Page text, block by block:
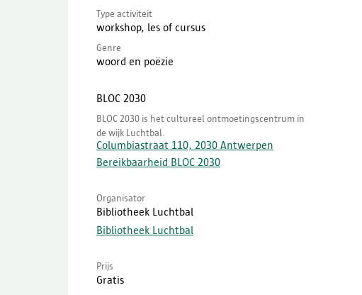
Type activiteit
workshop, les of cursus
Genre
woord en poëzie
BLOC 2030
BLOC 2030 is het cultureel ontmoetingscentrum in
de wijk Luchtbal.
Columbiastraat 110, 2030 Antwerpen
Bereikbaarheid BLOC 2030
Organisator
Bibliotheek Luchtbal
Bibliotheek Luchtbal
Prijs
Gratis